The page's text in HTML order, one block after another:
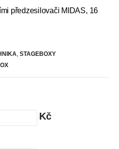
předzesilovači MIDAS, 16
STAGEBOXY
Kč